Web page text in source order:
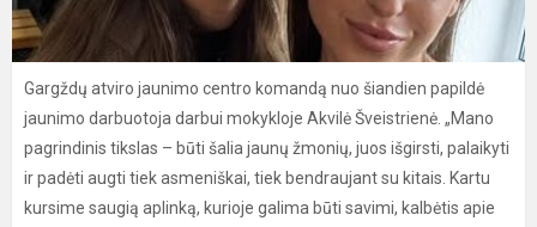
Gargždų atviro jaunimo centro komandą nuo šiandien papildė
jaunimo darbuotoja darbui mokykloje Akvilė Šveistrienė. „Mano
pagrindinis tikslas – būti šalia jaunų žmonių, juos išgirsti, palaikyti
ir padėti augti tiek asmeniškai, tiek bendraujant su kitais. Kartu
kursime saugią aplinką, kurioje galima būti savimi, kalbėtis apie